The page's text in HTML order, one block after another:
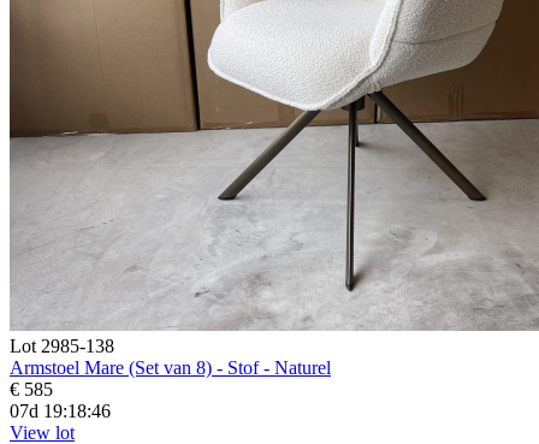
Lot 2985-138
Armstoel Mare (Set van 8) - Stof - Naturel
€ 585
07d 19:18:44
View lot